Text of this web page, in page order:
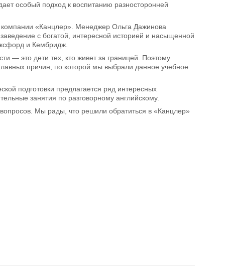
особый подход к воспитанию разносторонней
компании «Канцлер». Менеджер Ольга Дажинова
с богатой, интересной историей и насыщенной
и Кембридж.
— это дети тех, кто живет за границей. Поэтому
причин, по которой мы выбрали данное учебное
подготовки предлагается ряд интересных
занятия по разговорному английскому.
Мы рады, что решили обратиться в «Канцлер»